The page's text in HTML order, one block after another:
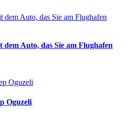
Auto, das Sie am Flughafen
Oguzeli